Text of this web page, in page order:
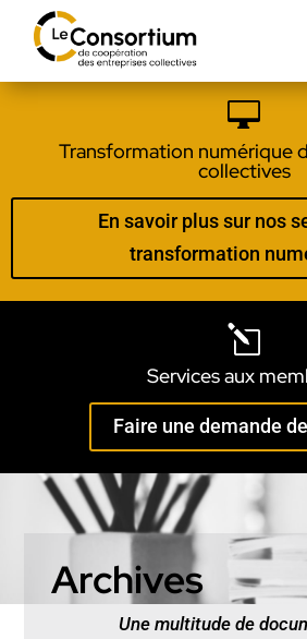

Transformation numérique
collectives
En savoir plus sur nos
transformation
l
Services aux
Faire une demande
Archives
Une multitude de